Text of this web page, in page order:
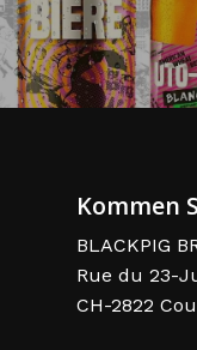
Kommen
BLACKPIG
Rue du 23-
CH-2822